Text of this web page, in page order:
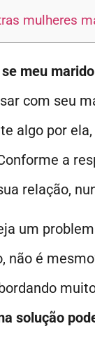
mulheres
meu
com seu
algo por
a
relação,
um
não é
solução